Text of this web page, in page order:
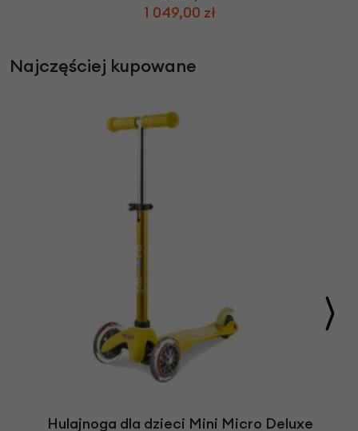
1 049,00 zł
Najczęściej kupowane
Hulajnoga dla dzieci Mini Micro Deluxe